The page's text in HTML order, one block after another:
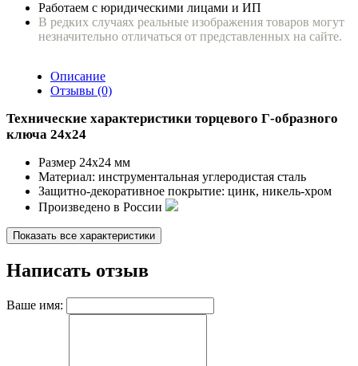
Работаем с юридическими лицами и ИП
В редких случаях реальные изображения товаров могут
незначительно отличаться от представленных на сайте.
Описание
Отзывы (0)
Технические характеристики торцевого Г-образного
ключа 24х24
Размер 24х24 мм
Материал: инструментальная углеродистая сталь
Защитно-декоративное покрытие: цинк, никель-хром
Произведено в России
Показать все характеристики
Написать отзыв
Ваше имя: